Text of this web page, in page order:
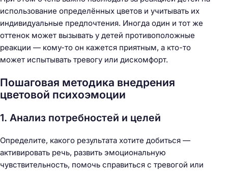
использование определённых цветов и учитывать их
индивидуальные предпочтения. Иногда один и тот же
оттенок может вызывать у детей противоположные
реакции — кому-то он кажется приятным, а кто-то
может испытывать тревогу или дискомфорт.
Пошаговая методика внедрения
цветовой психоэмоции
1. Анализ потребностей и целей
Определите, какого результата хотите добиться —
активировать речь, развить эмоциональную
чувствительность, помочь справиться с тревогой или